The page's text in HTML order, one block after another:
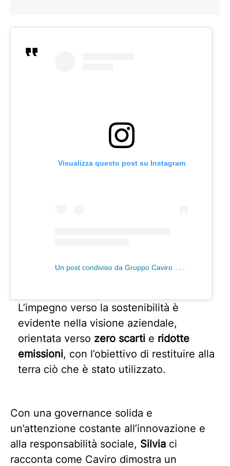
Visualizza questo post su Instagram
U
n post condiviso da Gruppo Caviro (@gruppocaviro)
L’impegno verso la sostenibilità è
evidente nella visione aziendale,
orientata verso zero scarti e ridotte
emissioni, con l’obiettivo di restituire alla
terra ciò che è stato utilizzato.
Con una governance solida e
un’attenzione costante all’innovazione e
alla responsabilità sociale, Silvia ci
racconta come Caviro dimostra un